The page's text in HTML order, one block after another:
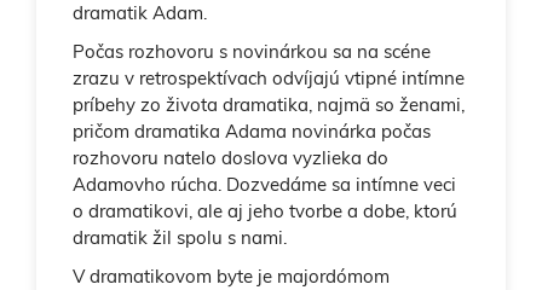
dramatik Adam.
Počas rozhovoru s novinárkou sa na scéne
zrazu v retrospektívach odvíjajú vtipné intímne
príbehy zo života dramatika, najmä so ženami,
pričom dramatika Adama novinárka počas
rozhovoru natelo doslova vyzlieka do
Adamovho rúcha. Dozvedáme sa intímne veci
o dramatikovi, ale aj jeho tvorbe a dobe, ktorú
dramatik žil spolu s nami.
V dramatikovom byte je majordómom